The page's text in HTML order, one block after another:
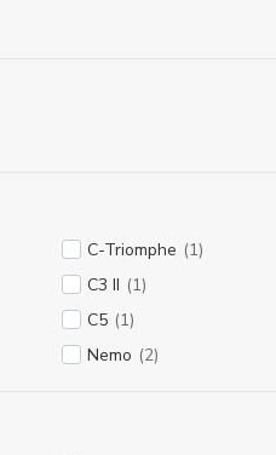
C-Triomphe (1)
C3 II (1)
C5 (1)
Nemo (2)